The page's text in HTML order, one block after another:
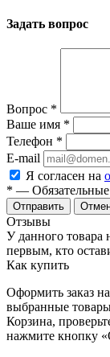
Задать вопрос
Вопрос *
Ваше имя *
Телефон *
E-mail
Я согласен на
* —
Отзывы
У данного товара
первым, кто
Как купить
Оформить заказ
выбранные
Корзина,
нажмите кнопку